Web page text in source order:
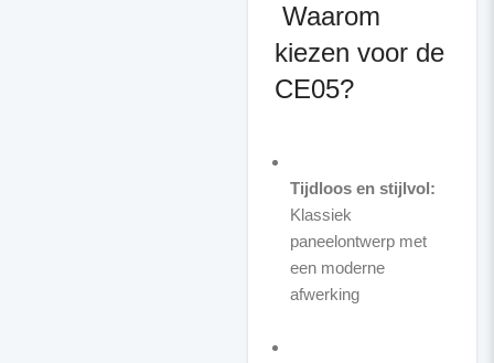
Waarom
kiezen voor de
CE05?
Tijdloos en stijlvol:
Klassiek
paneelontwerp met
een moderne
afwerking